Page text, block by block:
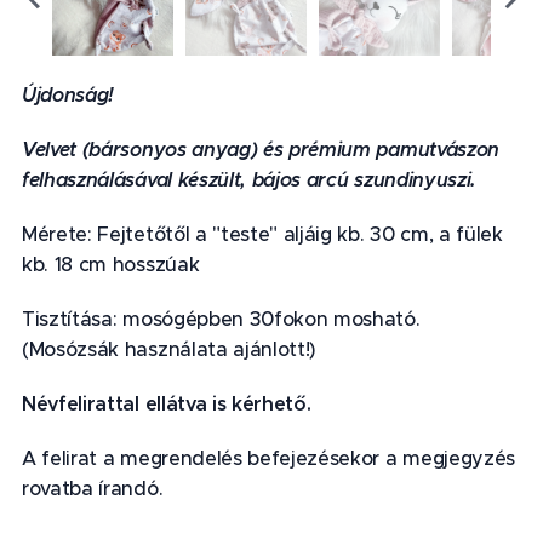
Újdonság!
Velvet (bársonyos anyag) és prémium pamutvászon
felhasználásával készült, bájos arcú szundinyuszi.
Mérete: Fejtetőtől a "teste" aljáig kb. 30 cm, a fülek
kb. 18 cm hosszúak
Tisztítása: mosógépben 30fokon mosható.
(Mosózsák használata ajánlott!)
Névfelirattal ellátva is kérhető.
A felirat a megrendelés befejezésekor a megjegyzés
rovatba írandó.